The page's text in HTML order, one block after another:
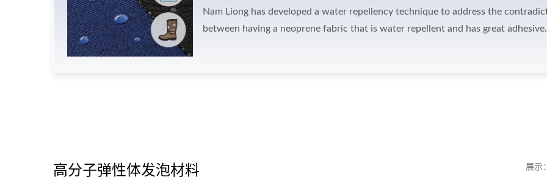
Nam Liong has developed a water repellency technique to address the
between having a neoprene fabric that is water repellent and has great adhesive
高分子弹性体发泡材料 展示：